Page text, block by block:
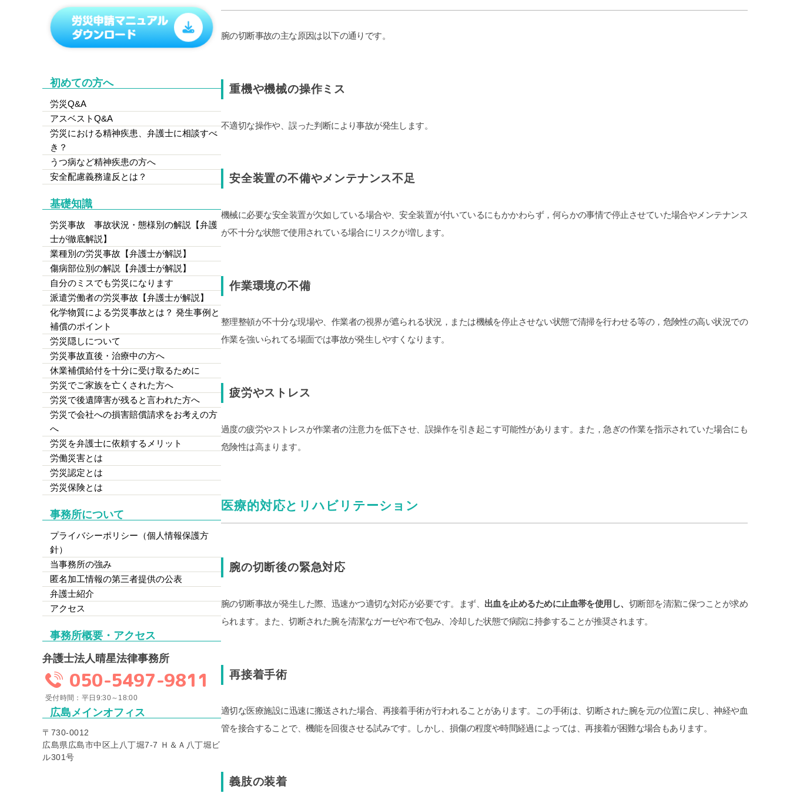
初めての方へ
労災Q&A
アスベストQ&A
労災における精神疾患、弁護士に相談すべ
き？
うつ病など精神疾患の方へ
安全配慮義務違反とは？
基礎知識
労災事故 事故状況・態様別の解説【弁護
士が徹底解説】
業種別の労災事故【弁護士が解説】
傷病部位別の解説【弁護士が解説】
自分のミスでも労災になります
派遣労働者の労災事故【弁護士が解説】
化学物質による労災事故とは？ 発生事例と
補償のポイント
労災隠しについて
労災事故直後・治療中の方へ
休業補償給付を十分に受け取るために
労災でご家族を亡くされた方へ
労災で後遺障害が残ると言われた方へ
労災で会社への損害賠償請求をお考えの方
へ
労災を弁護士に依頼するメリット
労働災害とは
労災認定とは
労災保険とは
事務所について
プライバシーポリシー（個人情報保護方
針）
当事務所の強み
匿名加工情報の第三者提供の公表
弁護士紹介
アクセス
事務所概要・アクセス
弁護士法人晴星法律事務所
050-5497-9811
受付時間：平日9:30～18:00
広島メインオフィス
〒730-0012
広島県広島市中区上八丁堀7-7 Ｈ＆Ａ八丁堀ビ
ル301号
腕の切断事故の主な原因は以下の通りです。
重機や機械の操作ミス
不適切な操作や、誤った判断により事故が発生します。
安全装置の不備やメンテナンス不足
機械に必要な安全装置が欠如している場合や、安全装置が付いているにもかかわらず，何らかの事情で停止させていた場合やメンテナンス
が不十分な状態で使用されている場合にリスクが増します。
作業環境の不備
整理整頓が不十分な現場や、作業者の視界が遮られる状況，または機械を停止させない状態で清掃を行わせる等の，危険性の高い状況での
作業を強いられてる場面では事故が発生しやすくなります。
疲労やストレス
過度の疲労やストレスが作業者の注意力を低下させ、誤操作を引き起こす可能性があります。また，急ぎの作業を指示されていた場合にも
危険性は高まります。
医療的対応とリハビリテーション
腕の切断後の緊急対応
腕の切断事故が発生した際、迅速かつ適切な対応が必要です。まず、 出血を止めるために止血帯を使用し、 切断部を清潔に保つことが求め
られます。また、切断された腕を清潔なガーゼや布で包み、冷却した状態で病院に持参することが推奨されます。
再接着手術
適切な医療施設に迅速に搬送された場合、再接着手術が行われることがあります。この手術は、切断された腕を元の位置に戻し、神経や血
管を接合することで、機能を回復させる試みです。しかし、損傷の程度や時間経過によっては、再接着が困難な場合もあります。
義肢の装着